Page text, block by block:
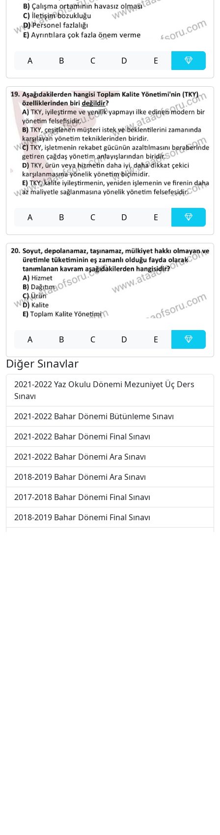
A B C D E
A B C D E
A B C D E
Diğer Sınavlar
2021-2022 Yaz Okulu Dönemi Mezuniyet Üç Ders
Sınavı
2021-2022 Bahar Dönemi Bütünleme Sınavı
2021-2022 Bahar Dönemi Final Sınavı
2021-2022 Bahar Dönemi Ara Sınavı
2018-2019 Bahar Dönemi Ara Sınavı
2017-2018 Bahar Dönemi Final Sınavı
2018-2019 Bahar Dönemi Final Sınavı